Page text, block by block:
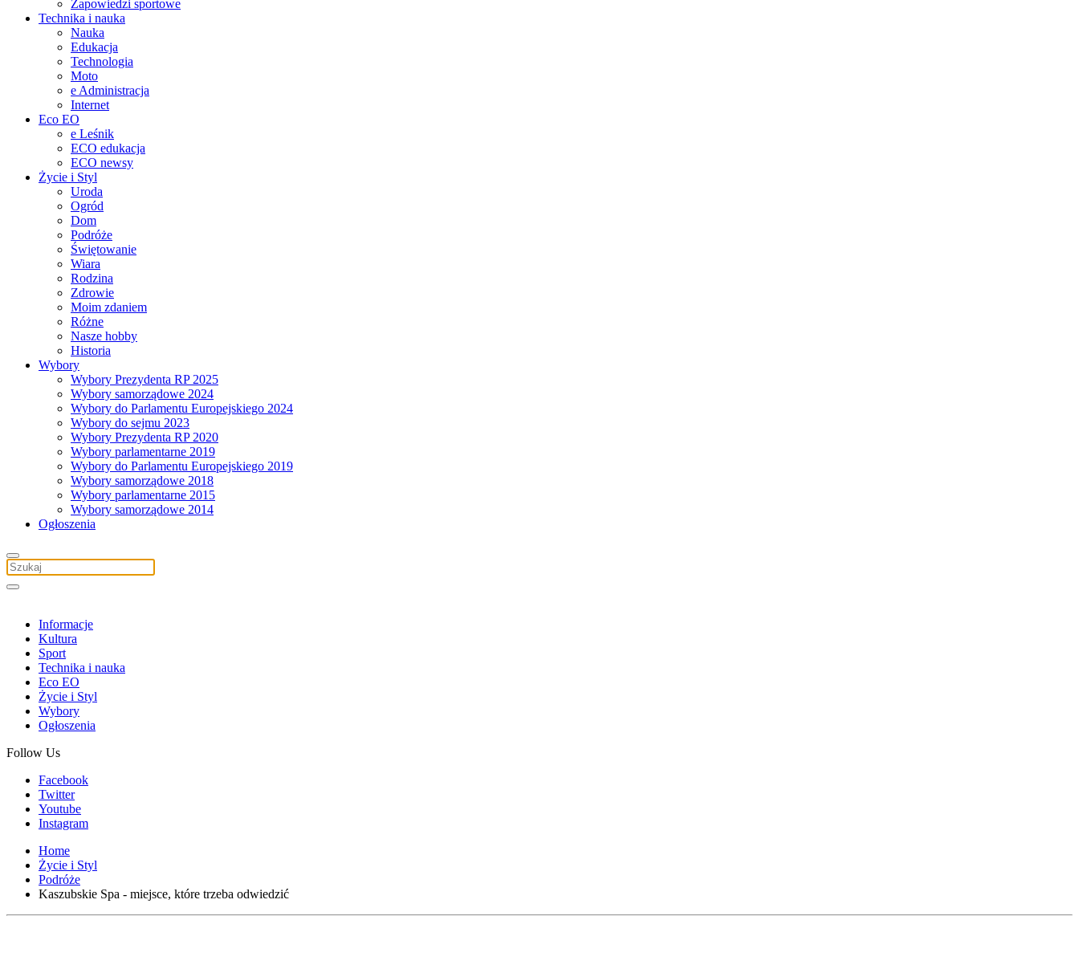
Zapowiedzi sportowe
Technika i nauka
Nauka
Edukacja
Technologia
Moto
e Administracja
Internet
Eco EO
e Leśnik
ECO edukacja
ECO newsy
Życie i Styl
Uroda
Ogród
Dom
Podróże
Świętowanie
Wiara
Rodzina
Zdrowie
Moim zdaniem
Różne
Nasze hobby
Historia
Wybory
Wybory Prezydenta RP 2025
Wybory samorządowe 2024
Wybory do Parlamentu Europejskiego 2024
Wybory do sejmu 2023
Wybory Prezydenta RP 2020
Wybory parlamentarne 2019
Wybory do Parlamentu Europejskiego 2019
Wybory samorządowe 2018
Wybory parlamentarne 2015
Wybory samorządowe 2014
Ogłoszenia
Informacje
Kultura
Sport
Technika i nauka
Eco EO
Życie i Styl
Wybory
Ogłoszenia
Follow Us
Facebook
Twitter
Youtube
Instagram
Home
Życie i Styl
Podróże
Kaszubskie Spa - miejsce, które trzeba odwiedzić